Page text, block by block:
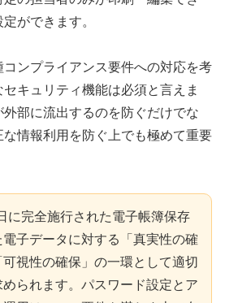
ができます。
ンプライアンス要件への対応を考
キュリティ機能は必須と言えま
部に流出するのを防ぐだけでな
な情報利用を防ぐ上でも極めて重要
に完全施行された電子帳簿保存
子データに対する「真実性の確
視性の確保」の一環として適切
られます。パスワード設定とア